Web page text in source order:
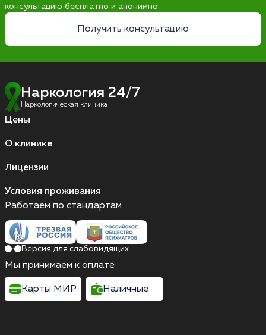
консультацию бесплатно и анонимно.
Получить консультацию
Наркология 24/7
Наркологическая клиника
Цены
О клинике
Лицензии
Условия проживания
Работаем по стандартам
Версия для слабовидящих
Мы принимаем к оплате
Карты МИР Наличные